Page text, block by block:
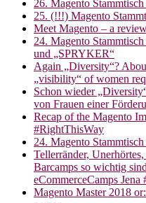
26. Magento
25. (!!!) Magento
Meet Magento – a
24. Magento
und „SPRYKER“
Again „Diversity“?
„visibility“ of women
Schon wieder
von Frauen einer
Recap of the Magento
#RightThisWay
24. Magento
Tellerränder,
Barcamps so wichtig
eCommerceCamps Jena
Magento Master 2018